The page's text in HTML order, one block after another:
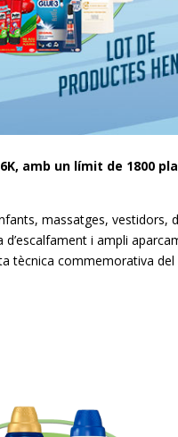
amb un límit de 1800
massatges, vestidors,
i ampli
tècnica commemorativa del